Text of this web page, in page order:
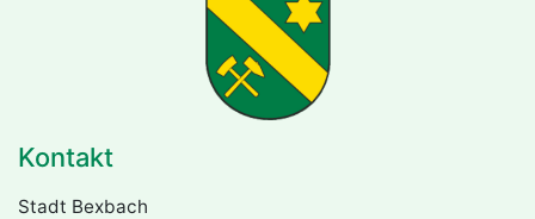
Kontakt
Stadt Bexbach